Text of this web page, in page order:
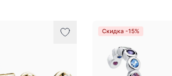
Скидка -15%